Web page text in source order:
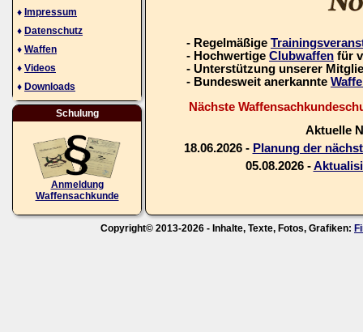
♦ Impressum
♦ Datenschutz
♦ Waffen
♦ Videos
♦ Downloads
Schulung
Anmeldung
Waffensachkunde
- Regelmäßige
- Hochwertige Clubwaffen für
- Unterstützung unserer
- Bundesweit anerkannte
Nächste
Aktuelle
18.06.2026 - Planung der
05.08.2026 -
Copyright© 2013-2026 - Inhalte, Texte, Fotos, Grafiken: